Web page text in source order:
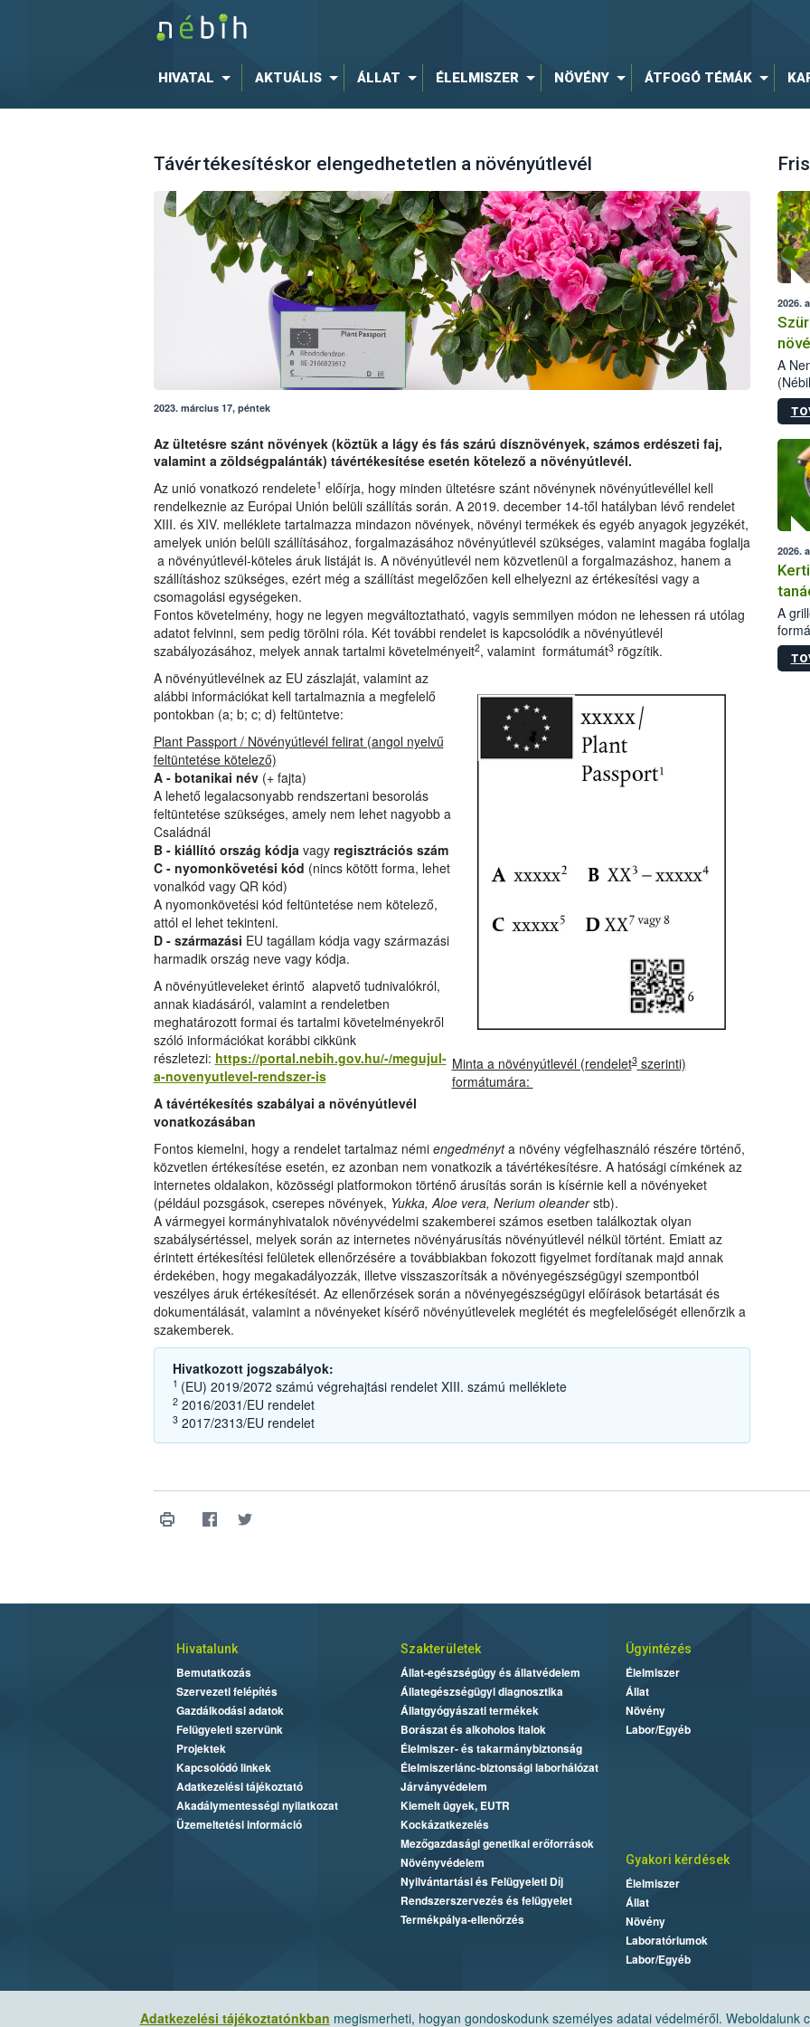
HIVATAL AKTUÁLIS ÁLLAT ÉLELMISZER NÖVÉNY ÁTFOGÓ TÉMÁK
Távértékesítéskor elengedhetetlen a növényútlevél
2023. március 17, péntek
Az ültetésre szánt növények (köztük a lágy és fás szárú dísznövények, számos erdészeti faj,
valamint a zöldségpalánták) távértékesítése esetén kötelező a növényútlevél.
Az unió vonatkozó rendelete1 előírja, hogy minden ültetésre szánt növénynek növényútlevéllel kell
rendelkeznie az Európai Unión belüli szállítás során. A 2019. december 14-től hatályban lévő rendelet
XIII. és XIV. melléklete tartalmazza mindazon növények, növényi termékek és egyéb anyagok jegyzékét,
amelyek unión belüli szállításához, forgalmazásához növényútlevél szükséges, valamint magába foglalja
a növényútlevél-köteles áruk listáját is. A növényútlevél nem közvetlenül a forgalmazáshoz, hanem a
szállításhoz szükséges, ezért még a szállítást megelőzően kell elhelyezni az értékesítési vagy a
csomagolási egységeken.
Fontos követelmény, hogy ne legyen megváltoztatható, vagyis semmilyen módon ne lehessen rá utólag
adatot felvinni, sem pedig törölni róla. Két további rendelet is kapcsolódik a növényútlevél
szabályozásához, melyek annak tartalmi követelményeit2, valamint formátumát3rögzítik.
Minta a növényútlevél (rendelet3szerinti)
formátumára:
A növényútlevélnek az EU zászlaját, valamint az
alábbi információkat kell tartalmaznia a megfelelő
pontokban (a; b; c; d) feltüntetve:
Plant Passport / Növényútlevél felirat (angol nyelvű
feltüntetése kötelező)
A - botanikai név(+ fajta)
A lehető legalacsonyabb rendszertani besorolás
feltüntetése szükséges, amely nem lehet nagyobb a
Családnál
B - kiállító ország kódjavagy regisztrációs szám
C - nyomonkövetési kód (nincs kötött forma, lehet
vonalkód vagy QR kód)
A nyomonkövetési kód feltüntetése nem kötelező,
attól el lehet tekinteni.
D - származási EU tagállam kódja vagy származási
harmadik ország neve vagy kódja.
A növényútleveleket érintő alapvető tudnivalókról,
annak kiadásáról, valamint a rendeletben
meghatározott formai és tartalmi követelményekről
szóló információkat korábbi cikkünk
részletezi: https://portal.nebih.gov.hu/-/megujul-
a-novenyutlevel-rendszer-is
A távértékesítés szabályai a növényútlevél
vonatkozásában
Fontos kiemelni, hogy a rendelet tartalmaz némi engedményta növény végfelhasználó részére történő,
közvetlen értékesítése esetén, ez azonban nem vonatkozik a távértékesítésre. A hatósági címkének az
internetes oldalakon, közösségi platformokon történő árusítás során is kísérnie kell a növényeket
(például pozsgások, cserepes növények, Yukka, Aloe vera, Nerium oleanderstb).
A vármegyei kormányhivatalok növényvédelmi szakemberei számos esetben találkoztak olyan
szabálysértéssel, melyek során az internetes növényárusítás növényútlevél nélkül történt. Emiatt az
érintett értékesítési felületek ellenőrzésére a továbbiakban fokozott figyelmet fordítanak majd annak
érdekében, hogy megakadályozzák, illetve visszaszorítsák a növényegészségügyi szempontból
veszélyes áruk értékesítését. Az ellenőrzések során a növényegészségügyi előírások betartását és
dokumentálását, valamint a növényeket kísérő növényútlevelek meglétét és megfelelőségét ellenőrzik a
szakemberek.
Hivatkozott jogszabályok:
1 (EU) 2019/2072 számú végrehajtási rendelet XIII. számú melléklete
22016/2031/EU rendelet
32017/2313/EU rendelet
2026.
A
Az
2026.
A
Adatkezelési tájékoztatónkban megismerheti, hogyan gondoskodunk személyes adatai védelméről. Weboldalunk
Hivatalunk
Bemutatkozás
Szervezeti felépítés
Gazdálkodási adatok
Felügyeleti szervünk
Projektek
Kapcsolódó linkek
Adatkezelési tájékoztató
Akadálymentességi nyilatkozat
Üzemeltetési információ
Szakterületek
Állat-egészségügy és állatvédelem
Állategészségügyi diagnosztika
Állatgyógyászati termékek
Borászat és alkoholos italok
Élelmiszer- és takarmánybiztonság
Élelmiszerlánc-biztonsági laborhálózat
Járványvédelem
Kiemelt ügyek, EUTR
Kockázatkezelés
Mezőgazdasági genetikai erőforrások
Növényvédelem
Nyilvántartási és Felügyeleti Díj
Rendszerszervezés és felügyelet
Termékpálya-ellenőrzés
Ügyintézés
Élelmiszer
Állat
Növény
Labor/Egyéb
Gyakori kérdések
Élelmiszer
Állat
Növény
Laboratóriumok
Labor/Egyéb